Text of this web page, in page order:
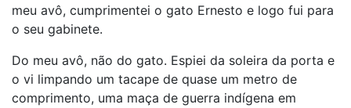
meu avô, cumprimentei o gato Ernesto e logo fui para
o seu gabinete.
Do meu avô, não do gato. Espiei da soleira da porta e
o vi limpando um tacape de quase um metro de
comprimento, uma maça de guerra indígena em